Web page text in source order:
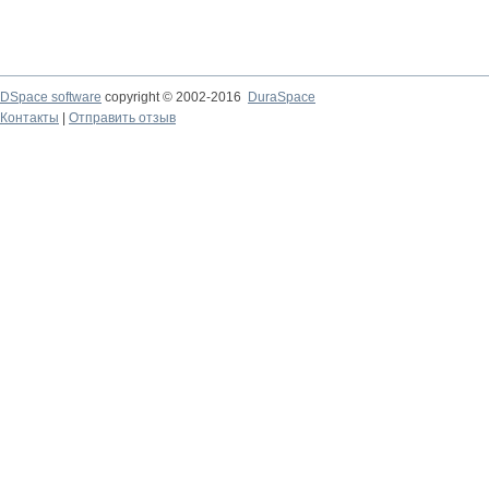
DSpace software copyright © 2002-2016
DuraSpace
Контакты
Отправить отзыв